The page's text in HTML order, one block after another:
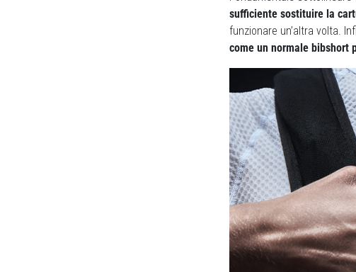
sufficiente sostituire la
funzionare un’altra volta.
come un normale bibshort